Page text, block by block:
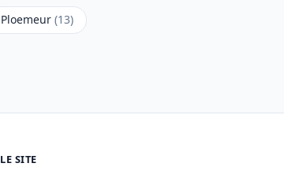
Ploemeur (13)
LE SITE